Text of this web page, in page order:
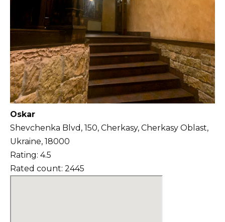
Oskar
Shevchenka Blvd, 150, Cherkasy, Cherkasy Oblast,
Ukraine, 18000
Rating: 4.5
Rated count: 2445